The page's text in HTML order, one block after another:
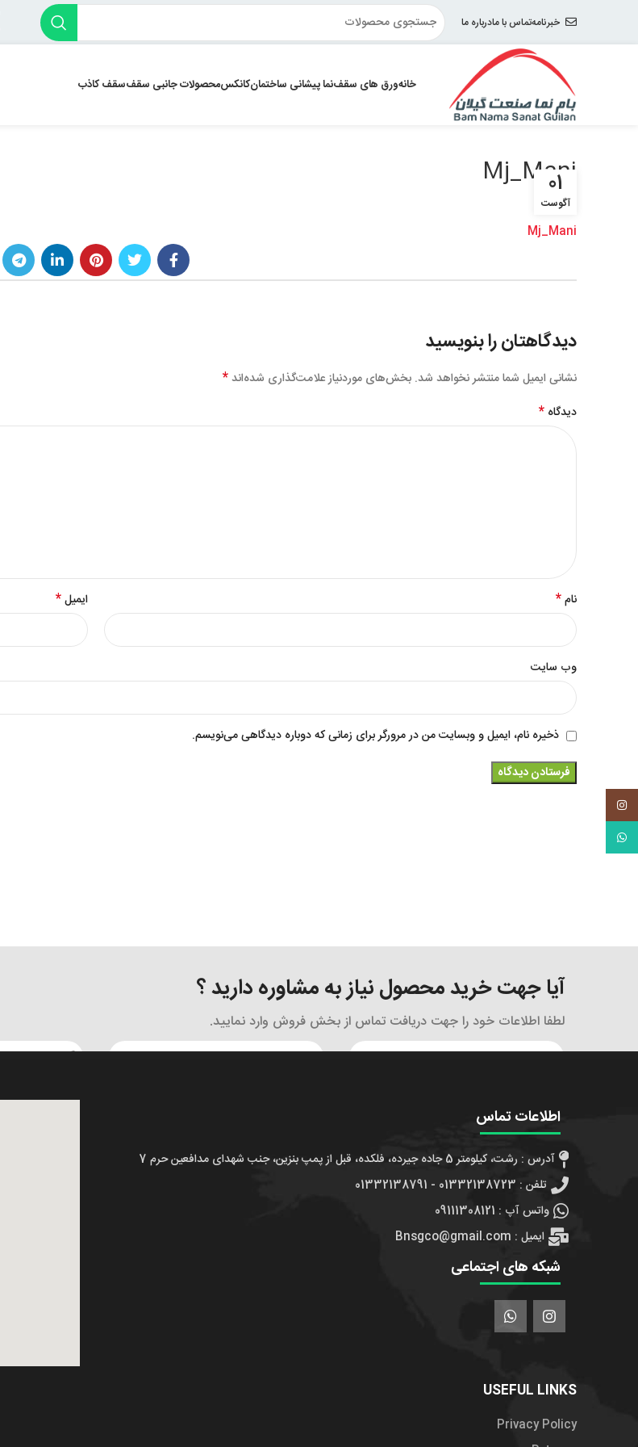
خبرنامهتماس با مادرباره ما
خانهورق های سقفنما پیشانی ساختمانکانکسمحصولات جانبی سقفسقف کاذب
Mj_Mani
01
آگوست
Mj_Mani
دیدگاهتان را بنویسید
نشانی ایمیل شما منتشر نخواهد شد. بخش‌های موردنیاز علامت‌گذاری شده‌اند*
دیدگاه *
نام* ایمیل*
وب‌ سایت
ذخیره نام، ایمیل و وبسایت من در مرورگر برای زمانی که دوباره دیدگاهی می‌نویسم.
آیا جهت خرید محصول نیاز به مشاوره دارید ؟
لطفا اطلاعات خود را جهت دریافت تماس از بخش فروش وارد نمایید.
اطلاعات تماس
آدرس : رشت، کیلومتر 5 جاده جیرده، فلکده، قبل از پمپ بنزین، جنب شهدای مدافعین حرم 7
تلفن : 01332138723 - 01332138791
واتس آپ : 09111308121
ایمیل : Bnsgco@gmail.com
شبکه های اجتماعی
USEFUL LINKS
Privacy Policy